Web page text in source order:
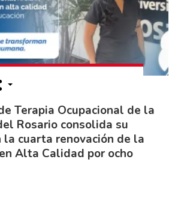
Terapia Ocupacional de la
Rosario consolida su
la cuarta renovación de la
Alta Calidad por ocho